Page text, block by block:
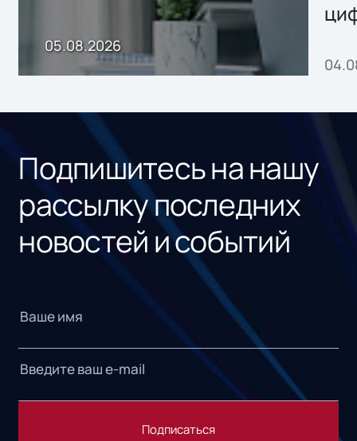
05.08.2026
Подпишитесь на нашу
рассылку последних
новостей и событий
Подписаться